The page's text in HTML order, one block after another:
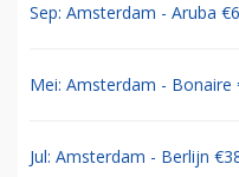
Sep: Amsterdam - Aruba
Mei: Amsterdam - Bonaire
Jul: Amsterdam - Berlijn